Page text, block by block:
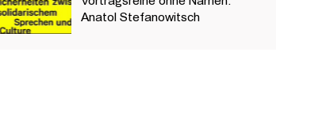
Anatol Stefanowitsch